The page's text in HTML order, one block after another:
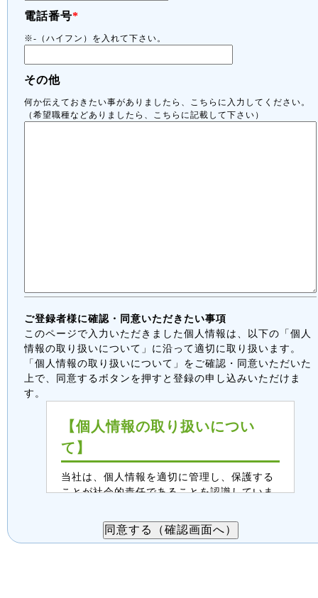
電話番号*
※-（ハイフン）を入れて下さい。
その他
何か伝えておきたい事がありましたら、こちらに入力してください。
（希望職種などありましたら、こちらに記載して下さい）
ご登録者様に確認・同意いただきたい事項
このページで入力いただきました個人情報は、以下の「個人
情報の取り扱いについて」に沿って適切に取り扱います。
「個人情報の取り扱いについて」をご確認・同意いただいた
上で、同意するボタンを押すと登録の申し込みいただけま
す。
【個人情報の取り扱いについ
て】
当社は、個人情報を適切に管理し、保護する
ことが社会的責任であることを認識していま
る個人情報は、以下のように取り扱います。
ご同意の上、送信をお願いします。